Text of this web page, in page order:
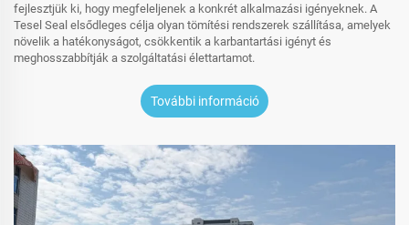
fejlesztjük ki, hogy megfeleljenek a konkrét alkalmazási igényeknek. A
Tesel Seal elsődleges célja olyan tömítési rendszerek szállítása, amelyek
növelik a hatékonyságot, csökkentik a karbantartási igényt és
meghosszabbítják a szolgáltatási élettartamot.
További információ